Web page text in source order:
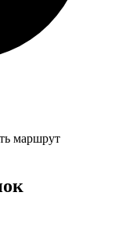
маршрут